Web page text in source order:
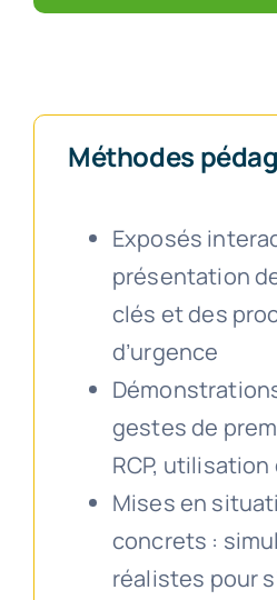
Méthodes
Exposés
présentation
clés et des
d’urgence
gestes de
RCP, utilisation
Mises en
concrets :
réalistes pour